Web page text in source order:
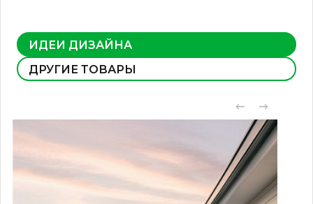
ИДЕИ ДИЗАЙНА
ДРУГИЕ ТОВАРЫ